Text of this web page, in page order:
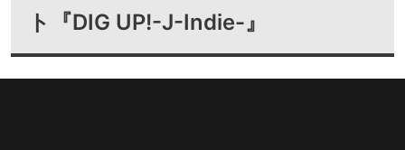
ト『DIG UP!-J-Indie-』